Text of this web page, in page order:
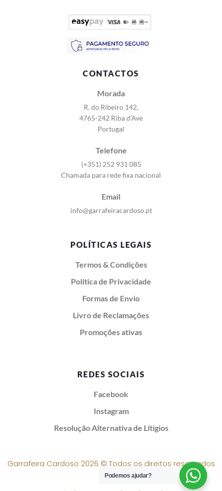
CONTACTOS
Morada
R. do Ribeiro 142,
4765-242 Riba d'Ave
Portugal
Telefone
(+351) 252 931 085
Chamada para rede fixa nacional
Email
info@garrafeiracardoso.pt
POLÍTICAS LEGAIS
Termos & Condições
Política de Privacidade
Formas de Envio
Livro de Reclamações
Promoções ativas
REDES SOCIAIS
Facebook
Instagram
Resolução Alternativa de Lítigios
Garrafeira Cardoso 2026 © Todos os direitos reservados
Podemos ajudar?